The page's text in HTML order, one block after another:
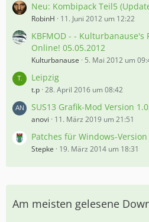
Neu: Kombipack Teil5
RobinH 11. Juni 2012 um 12:22
KBFMOD - - Kulturbanause's
Online! 05.05.2012
Kulturbanause 5. Mai 2012 um
Leipzig
t.p 28. April 2016 um 08:42
SUS13 Grafik-Mod Version
anovi 11. März 2019 um 21:51
Patches für Windows-Version
Stepke 19. März 2014 um 18:31
Am meisten gelesene